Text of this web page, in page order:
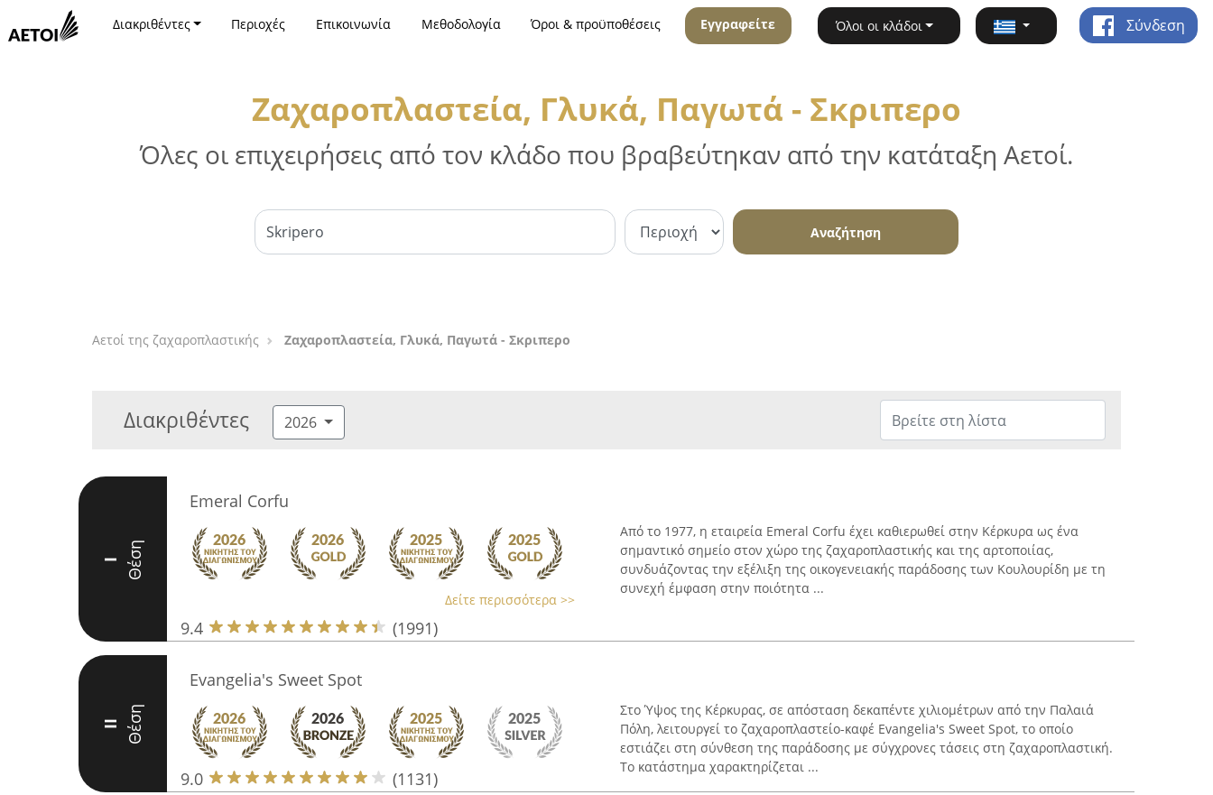
Διακριθέντες Περιοχές Επικοινωνία Μεθοδολογία Όροι & προϋποθέσεις Εγγραφείτε Όλοι οι κλάδοι Σύνδεση
Ζαχαροπλαστεία, Γλυκά, Παγωτά - Σκριπερο
Όλες οι επιχειρήσεις από τον κλάδο που βραβεύτηκαν από την κατάταξη Αετοί.
Αναζήτηση
Αετοί της ζαχαροπλαστικής Ζαχαροπλαστεία, Γλυκά, Παγωτά - Σκριπερο
Διακριθέντες 2026
I Θέση
Emeral Corfu
Δείτε περισσότερα >>
9.4 (1991)
Από το 1977, η εταιρεία Emeral Corfu έχει καθιερωθεί στην Κέρκυρα ως ένα
σημαντικό σημείο στον χώρο της ζαχαροπλαστικής και της αρτοποιίας,
συνδυάζοντας την εξέλιξη της οικογενειακής παράδοσης των Κουλουρίδη με τη
συνεχή έμφαση στην ποιότητα ...
II Θέση
Evangelia's Sweet Spot
9.0 (1131)
Στο Ύψος της Κέρκυρας, σε απόσταση δεκαπέντε χιλιομέτρων από την Παλαιά
Πόλη, λειτουργεί το ζαχαροπλαστείο-καφέ Evangelia's Sweet Spot, το οποίο
εστιάζει στη σύνθεση της παράδοσης με σύγχρονες τάσεις στη ζαχαροπλαστική.
Το κατάστημα χαρακτηρίζεται ...